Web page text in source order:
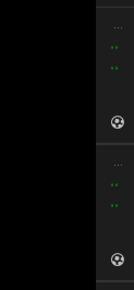
...
..
..
...
..
..